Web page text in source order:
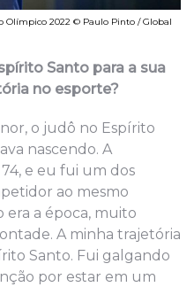
Olímpico 2022 © Paulo Pinto / Global
Santo para a sua
no esporte?
o judô no Espírito
nascendo. A
e eu fui um dos
ao mesmo
era a época, muito
A minha trajetória
Santo. Fui galgando
por estar em um